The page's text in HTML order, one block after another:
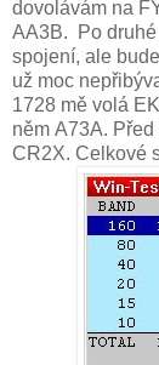
dovolávám na
AA3B. Po
spojení, ale
už moc
1728 mě volá
něm A73A.
CR2X. Celkové